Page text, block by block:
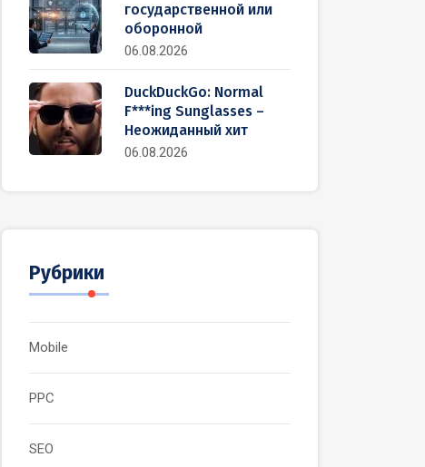
государственной или
оборонной
06.08.2026
DuckDuckGo: Normal
F***ing Sunglasses –
Неожиданный хит
06.08.2026
Рубрики
Mobile
PPC
SEO